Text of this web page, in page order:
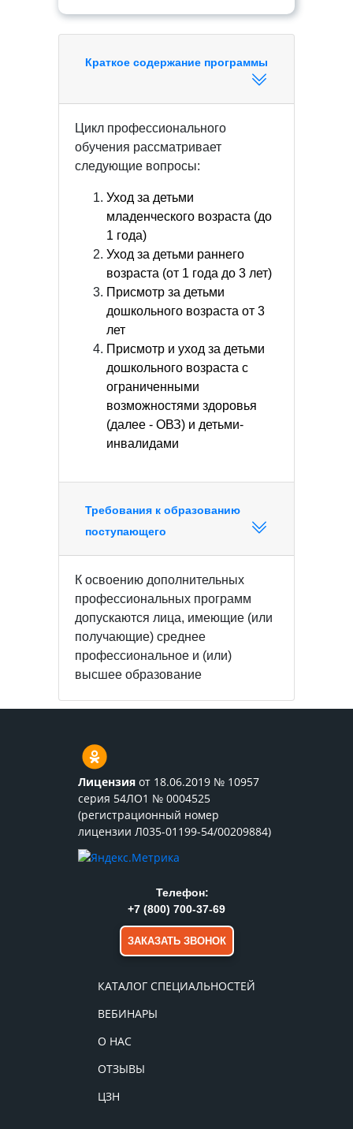
Краткое содержание программы
Цикл профессионального
обучения рассматривает
следующие вопросы:
Уход за детьми
младенческого возраста (до
1 года)
Уход за детьми раннего
возраста (от 1 года до 3 лет)
Присмотр за детьми
дошкольного возраста от 3
лет
Присмотр и уход за детьми
дошкольного возраста с
ограниченными
возможностями здоровья
(далее - ОВЗ) и детьми-
инвалидами
Требования к образованию
поступающего
К освоению дополнительных
профессиональных программ
допускаются лица, имеющие (или
получающие) среднее
профессиональное и (или)
высшее образование
Лицензия от 18.06.2019 № 10957
серия 54ЛО1 № 0004525
(регистрационный номер
лицензии Л035-01199-54/00209884)
КАТАЛОГ СПЕЦИАЛЬНОСТЕЙ
ВЕБИНАРЫ
О НАС
ОТЗЫВЫ
ЦЗН
Телефон:
+7 (800) 700-37-69
ЗАКАЗАТЬ ЗВОНОК